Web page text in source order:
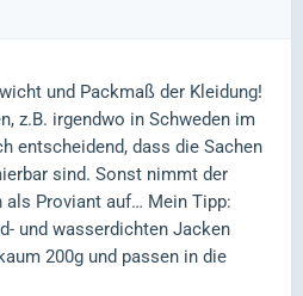
und Packmaß der Kleidung!
z.B. irgendwo in Schweden im
entscheidend, dass die Sachen
sind. Sonst nimmt der
Proviant auf… Mein Tipp:
und wasserdichten Jacken
200g und passen in die